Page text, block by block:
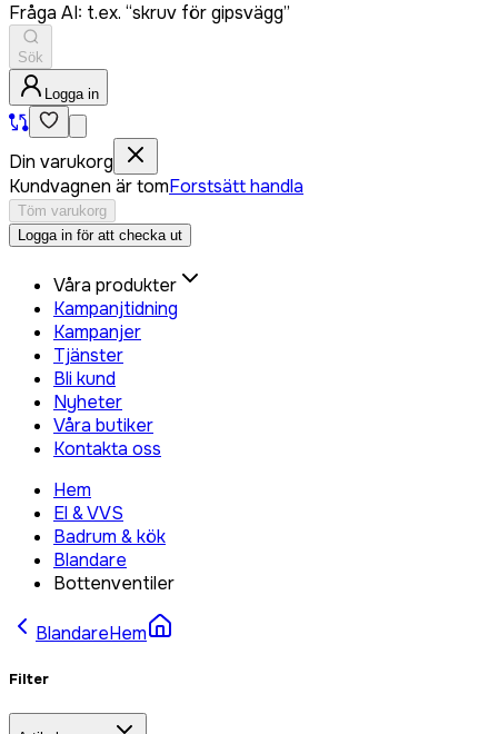
Fråga AI: t.ex. “skruv för gipsvägg”
Sök
Logga in
Din varukorg
Kundvagnen är tomForstsätt handla
Töm varukorg
Logga in för att checka ut
Våra produkter
Kampanjtidning
Kampanjer
Tjänster
Bli kund
Nyheter
Våra butiker
Kontakta oss
Hem
El & VVS
Badrum & kök
Blandare
Bottenventiler
BlandareHem
Filter